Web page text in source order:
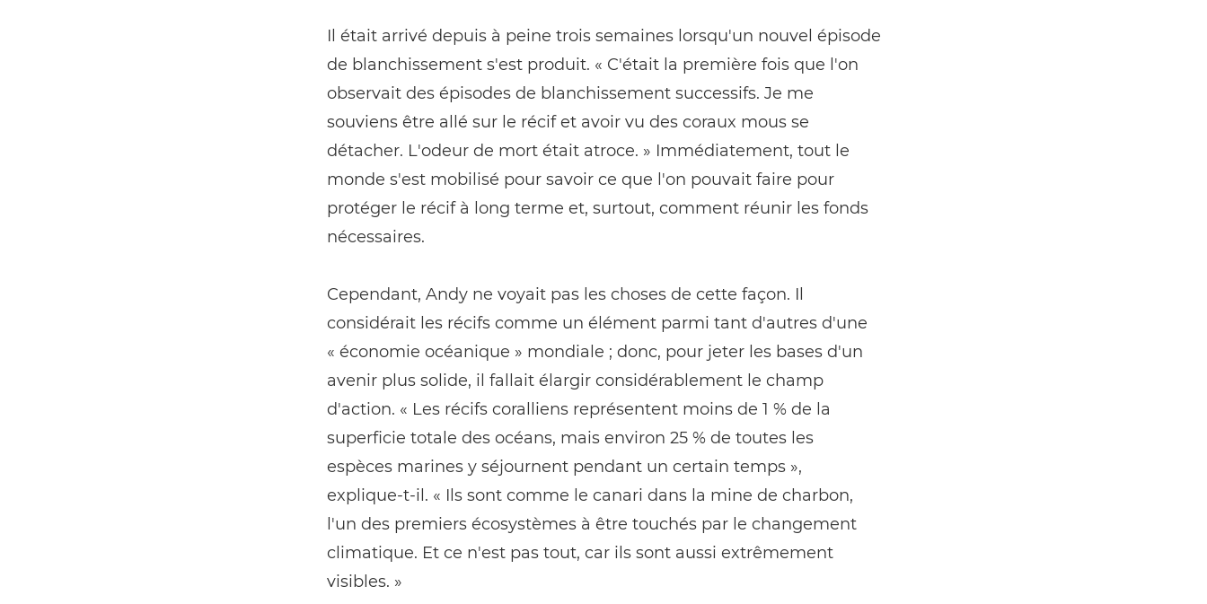
Il était arrivé depuis à peine trois semaines lorsqu'un nouvel épisode
de blanchissement s'est produit. « C'était la première fois que l'on
observait des épisodes de blanchissement successifs. Je me
souviens être allé sur le récif et avoir vu des coraux mous se
détacher. L'odeur de mort était atroce. » Immédiatement, tout le
monde s'est mobilisé pour savoir ce que l'on pouvait faire pour
protéger le récif à long terme et, surtout, comment réunir les fonds
nécessaires.
Cependant, Andy ne voyait pas les choses de cette façon. Il
considérait les récifs comme un élément parmi tant d'autres d'une
« économie océanique » mondiale ; donc, pour jeter les bases d'un
avenir plus solide, il fallait élargir considérablement le champ
d'action. « Les récifs coralliens représentent moins de 1 % de la
superficie totale des océans, mais environ 25 % de toutes les
espèces marines y séjournent pendant un certain temps »,
explique-t-il. « Ils sont comme le canari dans la mine de charbon,
l'un des premiers écosystèmes à être touchés par le changement
climatique. Et ce n'est pas tout, car ils sont aussi extrêmement
visibles. »